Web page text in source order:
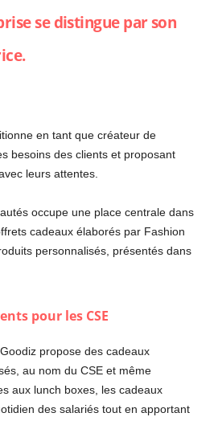
se distingue par son
en tant que créateur de
besoins des clients et proposant
leurs attentes.
occupe une place centrale dans
cadeaux élaborés par Fashion
personnalisés, présentés dans
pour les CSE
propose des cadeaux
au nom du CSE et même
aux lunch boxes, les cadeaux
des salariés tout en apportant